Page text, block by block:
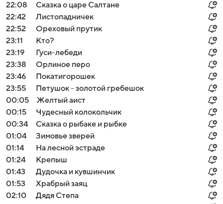
22:08
Сказка о царе Салтане
22:42
Листопадничек
22:52
Ореховый прутик
23:11
Кто?
23:19
Гуси-лебеди
23:38
Орлиное перо
23:46
Покатигорошек
23:55
Петушок - золотой гребешок
00:05
Желтый аист
00:15
Чудесный колокольчик
00:34
Сказка о рыбаке и рыбке
01:04
Зимовье зверей
01:14
На лесной эстраде
01:24
Крепыш
01:43
Дудочка и кувшинчик
01:53
Храбрый заяц
02:10
Дядя Степа